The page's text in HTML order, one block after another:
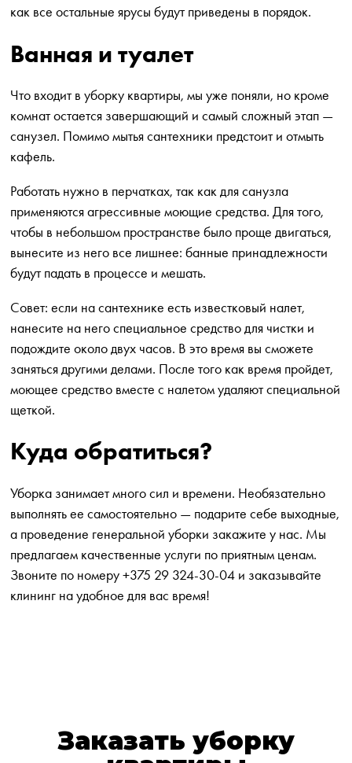
как все остальные ярусы будут приведены в порядок.
Ванная и туалет
Что входит в уборку квартиры, мы уже поняли, но кроме
комнат остается завершающий и самый сложный этап —
санузел. Помимо мытья сантехники предстоит и отмыть
кафель.
Работать нужно в перчатках, так как для санузла
применяются агрессивные моющие средства. Для того,
чтобы в небольшом пространстве было проще двигаться,
вынесите из него все лишнее: банные принадлежности
будут падать в процессе и мешать.
Совет: если на сантехнике есть известковый налет,
нанесите на него специальное средство для чистки и
подождите около двух часов. В это время вы сможете
заняться другими делами. После того как время пройдет,
моющее средство вместе с налетом удаляют специальной
щеткой.
Куда обратиться?
Уборка занимает много сил и времени. Необязательно
выполнять ее самостоятельно — подарите себе выходные,
а проведение генеральной уборки закажите у нас. Мы
предлагаем качественные услуги по приятным ценам.
Звоните по номеру +375 29 324-30-04 и заказывайте
клининг на удобное для вас время!
Заказать уборку